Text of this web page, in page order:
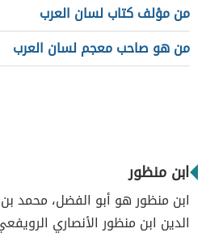
من مؤلف كتاب لسان العرب
من هو صاحب معجم لسان العرب
ابن منظور
ابن منظور هو أبو الفضل، محمد
الدين ابن منظور الأنصاري